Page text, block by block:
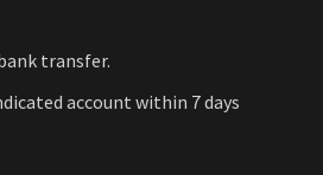
transfer.
account within 7 days